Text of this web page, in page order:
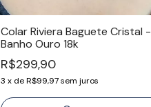
Colar Riviera Baguete Cristal -
Banho Ouro 18k
R$299,90
3 x deR$99,97 sem juros